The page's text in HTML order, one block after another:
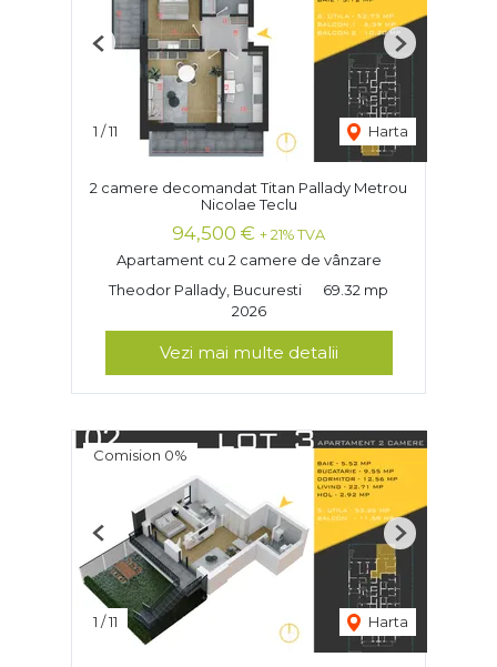
1 /11 Harta
Previous Next
2 camere decomandat Titan Pallady Metrou
Nicolae Teclu
94,500 € + 21% TVA
Apartament cu 2 camere de vânzare
Theodor Pallady, Bucuresti
69.32 mp
2026
Vezi mai multe detalii
Comision 0%
1 /11 Harta
Previous Next